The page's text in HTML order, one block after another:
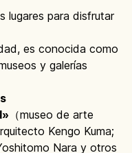
lugares para disfrutar
es conocida como
y galerías
（museo de arte
Kengo Kuma;
Nara y otros